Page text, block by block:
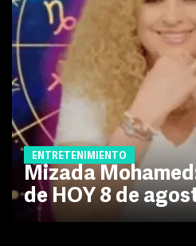
ENTRETENIMIENTO
Mizada
de HOY 8 de